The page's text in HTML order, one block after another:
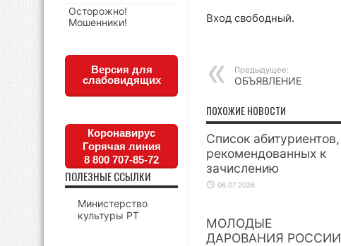
Вход свободный.
Предыдущее:
ОБЪЯВЛЕНИЕ
ПОХОЖИЕ НОВОСТИ
Список абитуриентов,
рекомендованных к
зачислению
06.07.2026
МОЛОДЫЕ
ДАРОВАНИЯ РОССИИ
Осторожно!
Мошенники!
Версия для
слабовидящих
Коронавирус
Горячая линия
8 800 707-85-72
ПОЛЕЗНЫЕ ССЫЛКИ
Министерство
культуры РТ